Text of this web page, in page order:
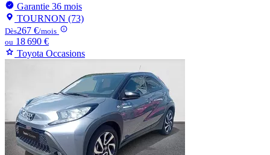
Garantie 36 mois
TOURNON (73)
Dès267 €/mois
ou 18 690 €
Toyota Occasions